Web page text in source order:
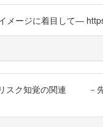
メージに着目して―
スク知覚の関連 －